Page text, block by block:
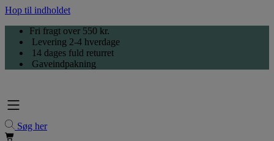
Hop til indholdet
Fri fragt over 550 kr.
Levering 2-4 hverdage
14 dages fuld returret
Gaveindpakning
Søg her